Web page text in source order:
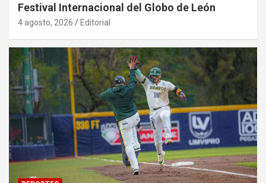
Festival Internacional del Globo de León
4 agosto, 2026 Editorial